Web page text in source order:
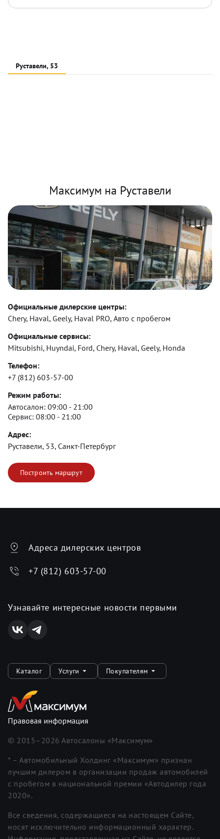
Руставели, 53
Максимум на Руставели
Официальные дилерские центры:
Chery, Haval, Geely, Haval PRO, Авто с пробегом
Официальные сервисы:
Mitsubishi, Huyndai, Ford, Chery, Haval, Geely, Honda
Телефон:
+7 (812) 603-57-00
Режим работы:
Автосалон: 09:00 - 21:00
Сервис: 08:00 - 21:00
Адрес:
Руставели, 53, Санкт-Петербург
Построить маршрут
Адреса дилерских центров
+7 (812) 603-57-00
Узнавайте интересные новости первыми
Каталог Услуги Покупателям
Правовая информация
© 2015– 2026 Автосалоны «Максимум»
* – Автомобильный Холдинг «Максимум» признан
лучшим дилером в организации продаж автомобилей
с пробегом в национальной премии «Автодилер года
2020».
Все сведения, содержащиеся на настоящем Сайте,
носят исключительно информационный характер.